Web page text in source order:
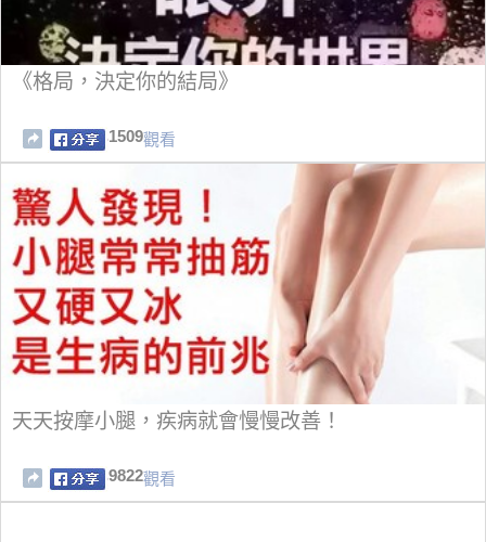
《格局，決定你的結局》
1509觀看
天天按摩小腿，疾病就會慢慢改善！
9822觀看